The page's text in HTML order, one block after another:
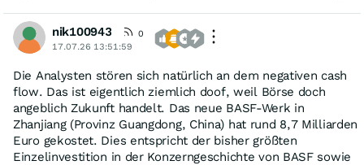
nik100943
0
17.07.26 13:51:59
Die Analysten stören sich natürlich an dem negativen cash
flow. Das ist eigentlich ziemlich doof, weil Börse doch
angeblich Zukunft handelt. Das neue BASF-Werk in
Zhanjiang (Provinz Guangdong, China) hat rund 8,7 Milliarden
Euro gekostet. Dies entspricht der bisher größten
Einzelinvestition in der Konzerngeschichte von BASF sowie